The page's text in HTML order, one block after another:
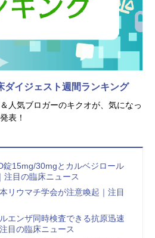
ダイジェスト週間ランキング
人気ブロガーのキクオが、気になっ
表！
錠15mg/30mgとカルベジロール
注目の臨床ニュース
リウマチ学会が注意喚起｜注目
エンザ同時検査できる抗原迅速
目の臨床ニュース